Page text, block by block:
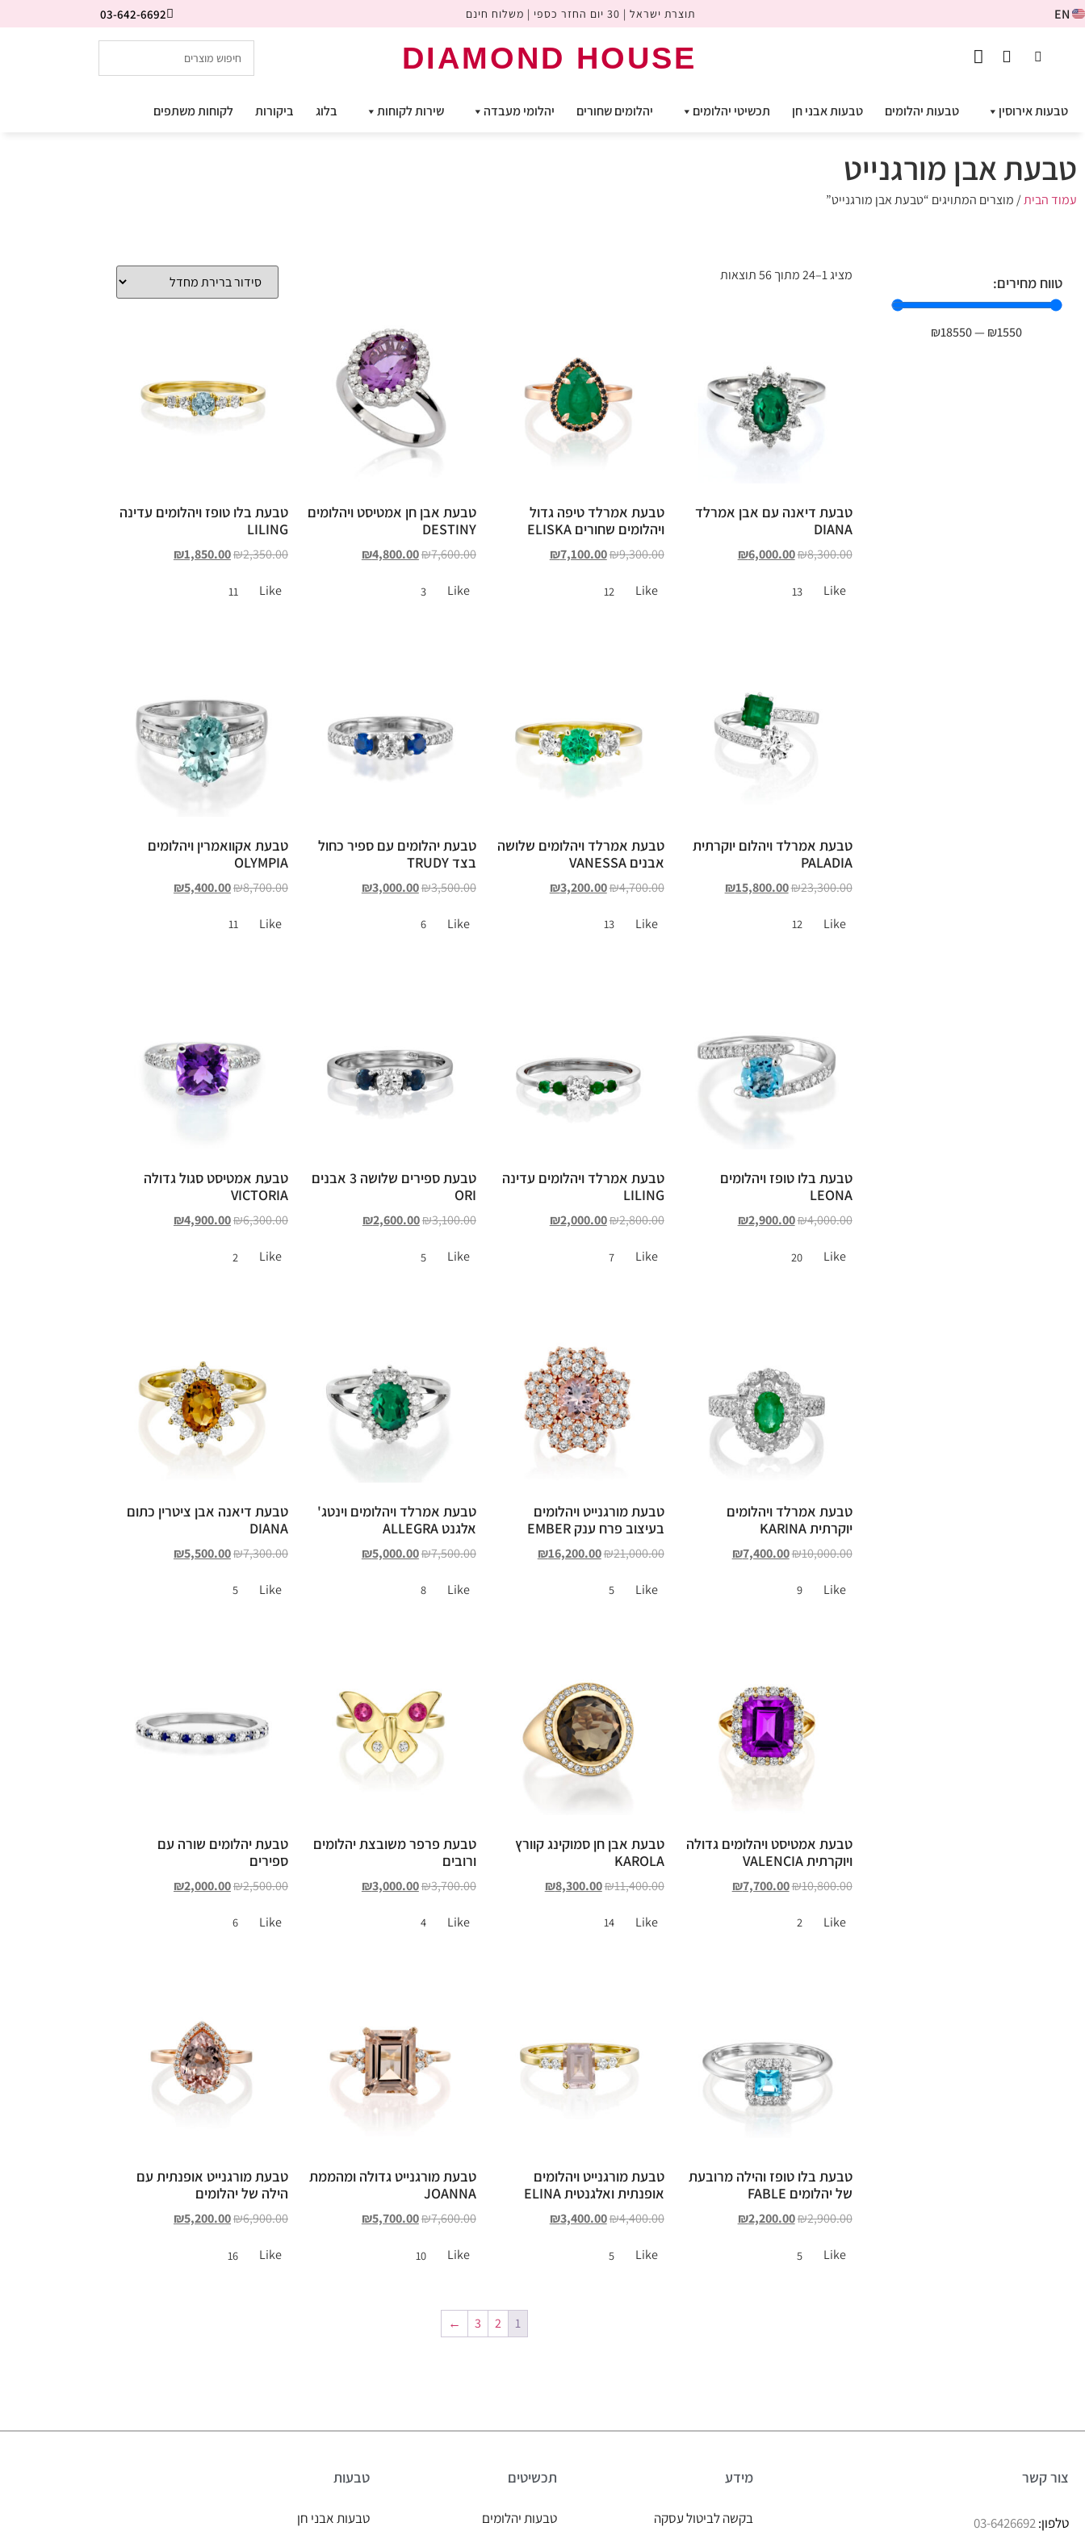
EN תוצרת ישראל | 30 יום החזר כספי | משלוח חינם 03-642-6692
DIAMOND HOUSE
טבעות אירוסין טבעות יהלומים טבעות אבני חן תכשיטי יהלומים יהלומים שחורים יהלומי מעבדה שירות לקוחות בלוג ביקורות לקוחות משתפים
טבעת אבן מורגנייט
עמוד הבית/ מוצרים המתויגים “טבעת אבן מורגנייט”
טווח מחירים:
₪1550
—
₪18550
מציג 1–24 מתוך 56 תוצאות
טבעת דיאנה עם אבן אמרלד
DIANA
₪8,300.00
₪6,000.00
Like
13
טבעת אמרלד טיפה גדול
ויהלומים שחורים ELISKA
₪9,300.00
₪7,100.00
Like
12
טבעת אבן חן אמטיסט ויהלומים
DESTINY
₪7,600.00
₪4,800.00
Like
3
טבעת בלו טופז ויהלומים עדינה
LILING
₪2,350.00
₪1,850.00
Like
11
טבעת אמרלד ויהלום יוקרתית
PALADIA
₪23,300.00
₪15,800.00
Like
12
טבעת אמרלד ויהלומים שלושה
אבנים VANESSA
₪4,700.00
₪3,200.00
Like
13
טבעת יהלומים עם ספיר כחול
בצד TRUDY
₪3,500.00
₪3,000.00
Like
6
טבעת אקוואמרין ויהלומים
OLYMPIA
₪8,700.00
₪5,400.00
Like
11
טבעת בלו טופז ויהלומים
LEONA
₪4,000.00
₪2,900.00
Like
20
טבעת אמרלד ויהלומים עדינה
LILING
₪2,800.00
₪2,000.00
Like
7
טבעת ספירים שלושה 3 אבנים
ORI
₪3,100.00
₪2,600.00
Like
5
טבעת אמטיסט סגול גדולה
VICTORIA
₪6,300.00
₪4,900.00
Like
2
טבעת אמרלד ויהלומים
יוקרתית KARINA
₪10,000.00
₪7,400.00
Like
9
טבעת מורגנייט ויהלומים
בעיצוב פרח ענק EMBER
₪21,000.00
₪16,200.00
Like
5
טבעת אמרלד ויהלומים וינטג'
אלגנט ALLEGRA
₪7,500.00
₪5,000.00
Like
8
טבעת דיאנה אבן ציטרין כתום
DIANA
₪7,300.00
₪5,500.00
Like
5
טבעת אמטיסט ויהלומים גדולה
ויוקרתית VALENCIA
₪10,800.00
₪7,700.00
Like
2
טבעת אבן חן סמוקינג קוורץ
KAROLA
₪11,400.00
₪8,300.00
Like
14
טבעת פרפר משובצת יהלומים
ורובים
₪3,700.00
₪3,000.00
Like
4
טבעת יהלומים שורה עם
ספירים
₪2,500.00
₪2,000.00
Like
6
טבעת בלו טופז והילה מרובעת
של יהלומים FABLE
₪2,900.00
₪2,200.00
Like
5
טבעת מורגנייט ויהלומים
אופנתית ואלגנטית ELINA
₪4,400.00
₪3,400.00
Like
5
טבעת מורגנייט גדולה ומהממת
JOANNA
₪7,600.00
₪5,700.00
Like
10
טבעת מורגנייט אופנתית עם
הילה של יהלומים
₪6,900.00
₪5,200.00
Like
16
1
2
3
←
צור קשר
טלפון:03-6426692
מידע
בקשה לביטול עסקה
תכשיטים
טבעות יהלומים
טבעות
טבעות אבני חן